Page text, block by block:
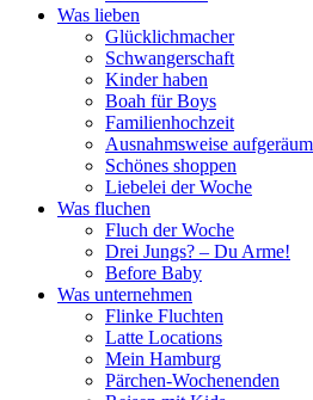
Was lieben
Glücklichmacher
Schwangerschaft
Kinder haben
Boah für Boys
Familienhochzeit
Ausnahmsweise
Schönes shoppen
Liebelei der Woche
Was fluchen
Fluch der Woche
Drei Jungs? – Du Arme!
Before Baby
Was unternehmen
Flinke Fluchten
Latte Locations
Mein Hamburg
Pärchen-Wochenenden